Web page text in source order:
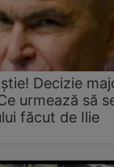
Decizie
urmează să
făcut de Ilie